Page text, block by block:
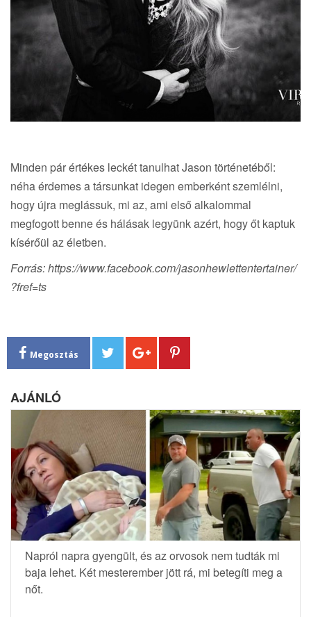
Minden pár értékes leckét tanulhat Jason történetéből:
néha érdemes a társunkat idegen emberként szemlélni,
hogy újra meglássuk, mi az, ami első alkalommal
megfogott benne és hálásak legyünk azért, hogy őt kaptuk
kísérőül az életben.
Forrás: https://www.facebook.com/jasonhewlettentertainer/
?fref=ts
Megosztás
AJÁNLÓ
Napról napra gyengült, és az orvosok nem tudták mi
baja lehet. Két mesterember jött rá, mi betegíti meg a
nőt.